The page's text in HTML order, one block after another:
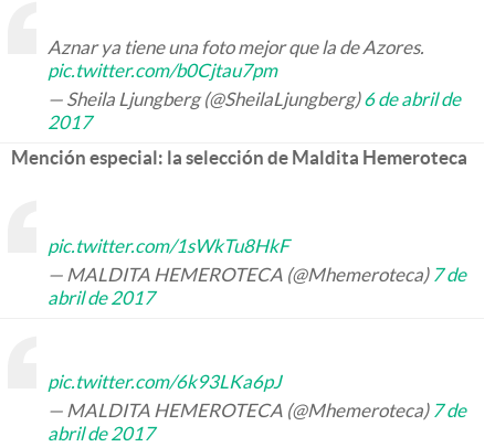
Aznar ya tiene una foto mejor que la de Azores.
pic.twitter.com/b0Cjtau7pm
— Sheila Ljungberg (@SheilaLjungberg)6 de abril de
2017
Mención especial: la selección de Maldita Hemeroteca
pic.twitter.com/1sWkTu8HkF
— MALDITA HEMEROTECA (@Mhemeroteca) 7 de
abril de 2017
pic.twitter.com/6k93LKa6pJ
— MALDITA HEMEROTECA (@Mhemeroteca) 7 de
abril de 2017